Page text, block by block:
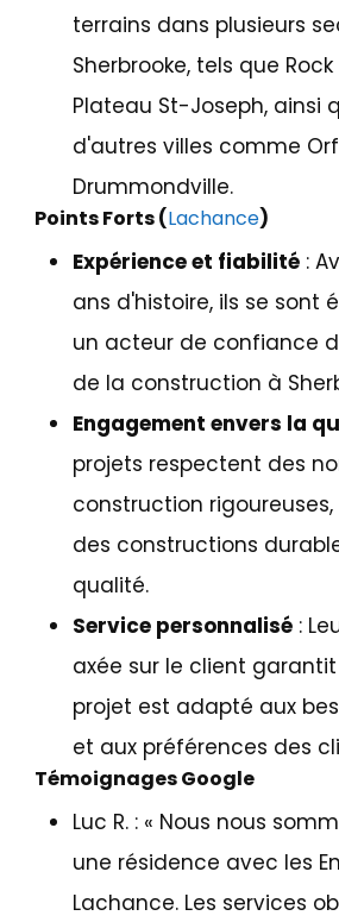
terrains dans plusieurs
Sherbrooke, tels que
Plateau St-Joseph, ainsi
d'autres villes comme
Drummondville.
Points Forts (Lachance)
Expérience et fiabilité :
ans d'histoire, ils se sont
un acteur de confiance
de la construction à
Engagement envers la
projets respectent des
construction
des constructions
qualité.
Service personnalisé :
axée sur le client
projet est adapté aux
et aux préférences des
Témoignages Google
Luc R. : « Nous nous
une résidence avec les
Lachance. Les services